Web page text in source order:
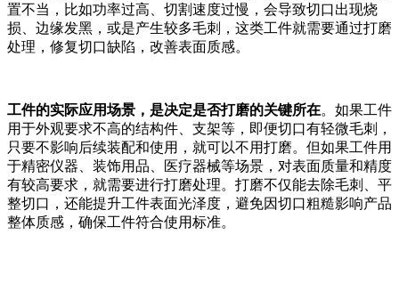
置不当，比如功率过高、切割速度过慢，会导致切口出现烧
损、边缘发黑，或是产生较多毛刺，这类工件就需要通过打磨
处理，修复切口缺陷，改善表面质感。
工件的实际应用场景，是决定是否打磨的关键所在。如果工件
用于外观要求不高的结构件、支架等，即便切口有轻微毛刺，
只要不影响后续装配和使用，就可以不用打磨。但如果工件用
于精密仪器、装饰用品、医疗器械等场景，对表面质量和精度
有较高要求，就需要进行打磨处理。打磨不仅能去除毛刺、平
整切口，还能提升工件表面光泽度，避免因切口粗糙影响产品
整体质感，确保工件符合使用标准。